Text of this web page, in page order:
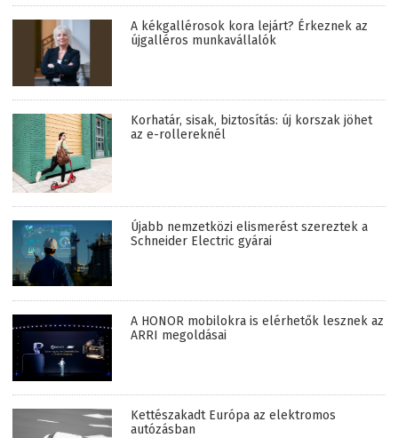
A kékgallérosok kora lejárt? Érkeznek az
újgalléros munkavállalók
Korhatár, sisak, biztosítás: új korszak jöhet
az e-rollereknél
Újabb nemzetközi elismerést szereztek a
Schneider Electric gyárai
A HONOR mobilokra is elérhetők lesznek az
ARRI megoldásai
Kettészakadt Európa az elektromos
autózásban